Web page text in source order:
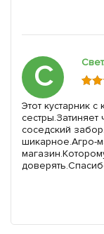
С
Этот кустарник
соседский
шикарное.Агро-